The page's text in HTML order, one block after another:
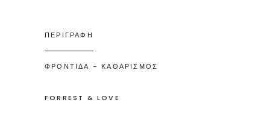
ΠΕΡΙΓΡΑΦΗ
ΦΡΟΝΤΙΔΑ - ΚΑΘΑΡΙΣΜΟΣ
FORREST & LOVE